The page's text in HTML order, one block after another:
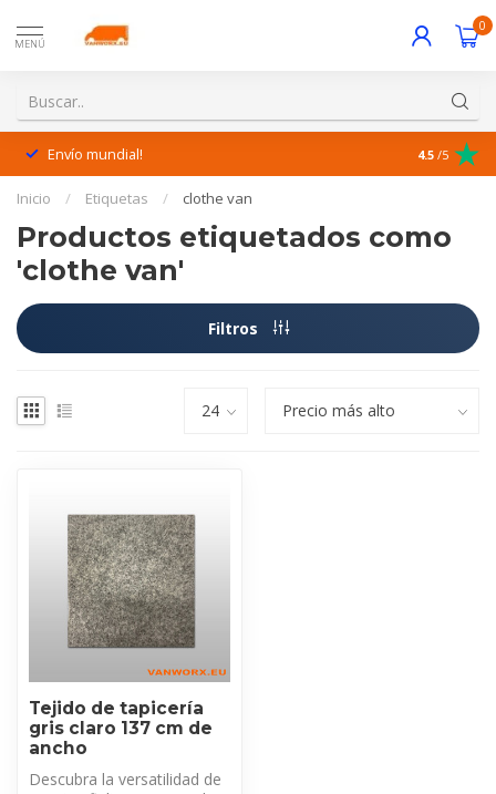
MENÚ
0
Envío mundial! ¡Excelente
4.5 /5
Inicio / Etiquetas / clothe van
Productos etiquetados como
'clothe van'
Filtros
Tejido de tapicería
gris claro 137 cm de
ancho
Descubra la versatilidad de